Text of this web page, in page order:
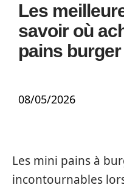
Les
savoir où
pains
08/05/2026
Les mini pains à
incontournables